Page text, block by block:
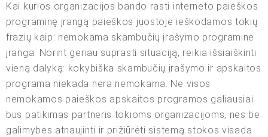
Kai kurios organizacijos bando rasti interneto paieškos
programinę įrangą paieškos juostoje ieškodamos tokių
frazių kaip: nemokama skambučių įrašymo programinė
įranga. Norint geriau suprasti situaciją, reikia išsiaiškinti
vieną dalyką: kokybiška skambučių įrašymo ir apskaitos
programa niekada nėra nemokama. Ne visos
nemokamos paieškos apskaitos programos galiausiai
bus patikimas partneris tokioms organizacijoms, nes be
galimybės atnaujinti ir prižiūrėti sistemą stokos visada